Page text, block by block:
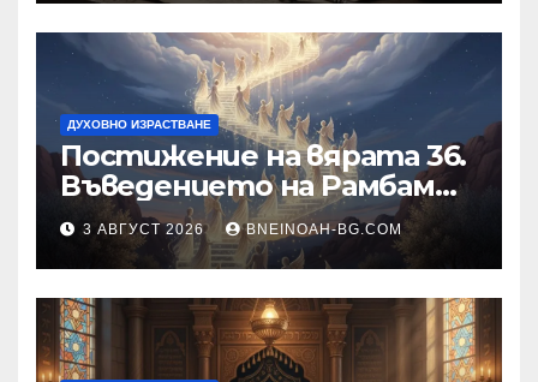
ДУХОВНО ИЗРАСТВАНЕ
Постижение на вярата 36.
Въведението на Рамбам
към Тринадесетте Основи
3 АВГУСТ 2026 BNEINOAH-BG.COM